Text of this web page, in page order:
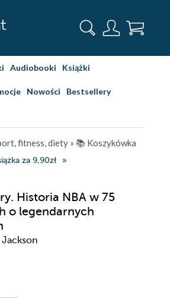
Audiobooki Książki
Nowości Bestsellery
fitness, diety » 📚 Koszykówka
za 9,90zł
Historia NBA w 75
o legendarnych